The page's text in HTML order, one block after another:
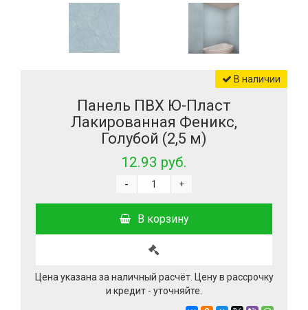
В наличии
Панель ПВХ Ю-Пласт
Лакированная Феникс,
Голубой (2,5 м)
12.93 руб.
+
-
В корзину
Цена указана за наличный расчёт. Цену в рассрочку
и кредит - уточняйте.